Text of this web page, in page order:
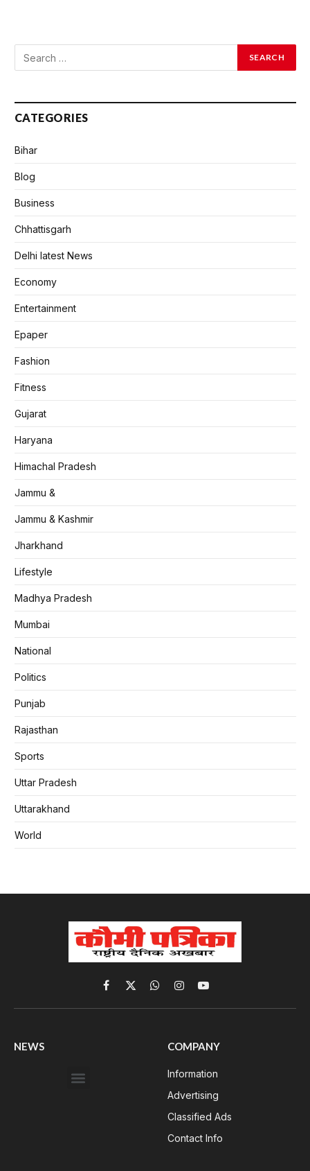
CATEGORIES
Bihar
Blog
Business
Chhattisgarh
Delhi latest News
Economy
Entertainment
Epaper
Fashion
Fitness
Gujarat
Haryana
Himachal Pradesh
Jammu &
Jammu & Kashmir
Jharkhand
Lifestyle
Madhya Pradesh
Mumbai
National
Politics
Punjab
Rajasthan
Sports
Uttar Pradesh
Uttarakhand
World
Facebook
X
(Twitter)
WhatsApp
InstagramYouTube
NEWS COMPANY
Information
Advertising
Classified Ads
Contact Info